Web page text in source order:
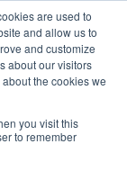
are used to
and allow us to
and customize
about our visitors
the cookies we
you visit this
to remember